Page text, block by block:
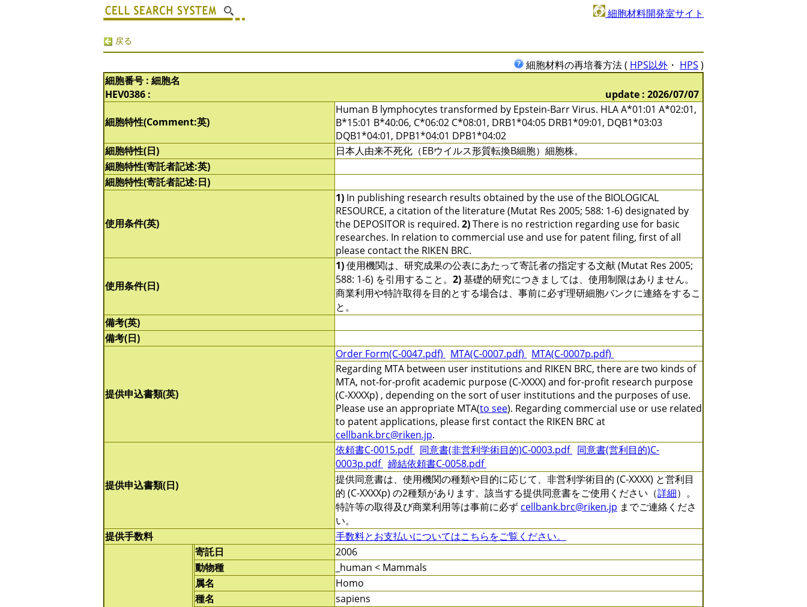
細胞材料開発室サイト
戻る
細胞材料の再培養方法 ( HPS以外 ・ HPS )
細胞番号 : 細胞名
HEV0386 :
update : 2026/07/07
細胞特性(Comment:英)
Human B lymphocytes transformed by Epstein-Barr Virus. HLA A*01:01 A*02:01,
B*15:01 B*40:06, C*06:02 C*08:01, DRB1*04:05 DRB1*09:01, DQB1*03:03
DQB1*04:01, DPB1*04:01 DPB1*04:02
細胞特性(日)
日本人由来不死化（EBウイルス形質転換B細胞）細胞株。
細胞特性(寄託者記述:英)
細胞特性(寄託者記述:日)
使用条件(英)
1) In publishing research results obtained by the use of the BIOLOGICAL
RESOURCE, a citation of the literature (Mutat Res 2005; 588: 1-6) designated by
the DEPOSITOR is required. 2)There is no restriction regarding use for basic
researches. In relation to commercial use and use for patent filing, first of all
please contact the RIKEN BRC.
使用条件(日)
1)使用機関は、研究成果の公表にあたって寄託者の指定する文献 (Mutat Res 2005;
588: 1-6) を引用すること。 2)基礎的研究につきましては、使用制限はありません。
商業利用や特許取得を目的とする場合は、事前に必ず理研細胞バンクに連絡をするこ
と。
備考(英)
備考(日)
提供申込書類(英)
Order Form(C-0047.pdf) MTA(C-0007.pdf)
MTA(C-0007p.pdf)
Regarding MTA between user institutions and RIKEN BRC, there are two kinds of
MTA, not-for-profit academic purpose (C-XXXX) and for-profit research purpose
(C-XXXXp) , depending on the sort of user institutions and the purposes of use.
Please use an appropriate MTA(to see). Regarding commercial use or use related
to patent applications, please first contact the RIKEN BRC at
cellbank.brc@riken.jp.
提供申込書類(日)
依頼書C-0015.pdf 同意書(非営利学術目的)C-0003.pdf 同意書(営利目的)C-
0003p.pdf 締結依頼書C-0058.pdf
提供同意書は、使用機関の種類や目的に応じて、非営利学術目的 (C-XXXX) と営利目
的 (C-XXXXp) の2種類があります。該当する提供同意書をご使用ください（詳細）。
特許等の取得及び商業利用等は事前に必ず cellbank.brc@riken.jp までご連絡くださ
い。
提供手数料
手数料とお支払いについてはこちらをご覧ください。
寄託日
2006
動物種
_human < Mammals
属名
Homo
種名
sapiens